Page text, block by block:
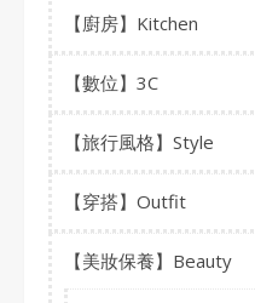
【廚房】Kitchen
【數位】3C
【旅行風格】Style
【穿搭】Outfit
【美妝保養】Beauty